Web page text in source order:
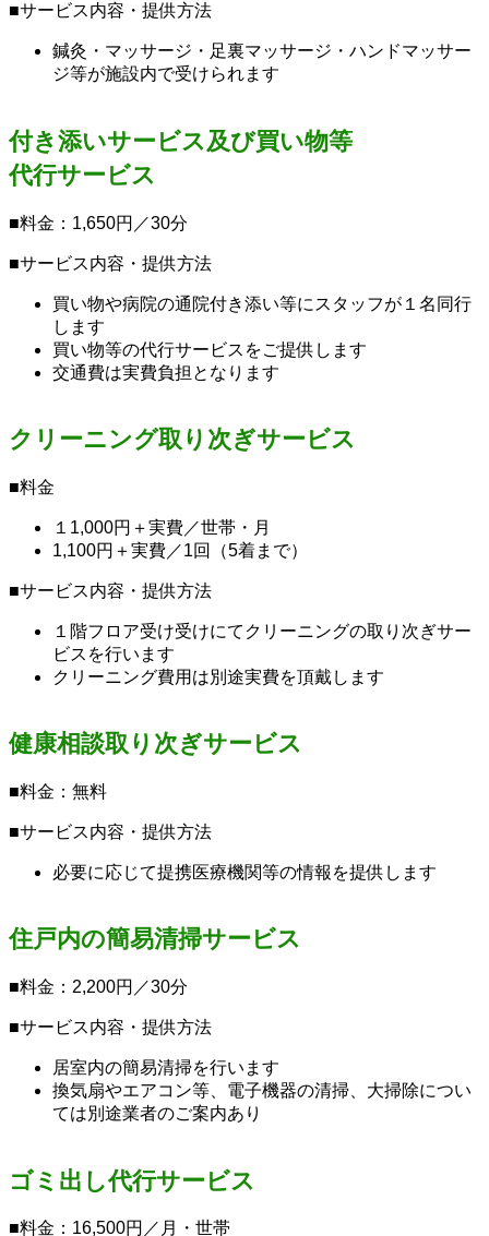
■サービス内容・提供方法
鍼灸・マッサージ・足裏マッサージ・ハンドマッサー
ジ等が施設内で受けられます
付き添いサービス及び買い物等
代行サービス
■料金：1,650円／30分
■サービス内容・提供方法
買い物や病院の通院付き添い等にスタッフが１名同行
します
買い物等の代行サービスをご提供します
交通費は実費負担となります
クリーニング取り次ぎサービス
■料金
１1,000円＋実費／世帯・月
1,100円＋実費／1回（5着まで）
■サービス内容・提供方法
１階フロア受け受けにてクリーニングの取り次ぎサー
ビスを行います
クリーニング費用は別途実費を頂戴します
健康相談取り次ぎサービス
■料金：無料
■サービス内容・提供方法
必要に応じて提携医療機関等の情報を提供します
住戸内の簡易清掃サービス
■料金：2,200円／30分
■サービス内容・提供方法
居室内の簡易清掃を行います
換気扇やエアコン等、電子機器の清掃、大掃除につい
ては別途業者のご案内あり
ゴミ出し代行サービス
■料金：16,500円／月・世帯